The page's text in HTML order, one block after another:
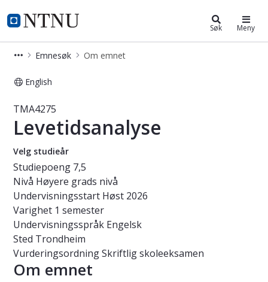
NTNU Hjemmeside
Studier Søk Meny
Emnesøk Om emnet
English
Emne - Levetidsanalyse - TMA4275
TMA4275
Levetidsanalyse
Velg studieår
Studiepoeng 7,5
Nivå Høyere grads nivå
Undervisningsstart Høst 2026
Varighet 1 semester
Undervisningsspråk Engelsk
Sted Trondheim
VurderingsordningSkriftlig skoleeksamen
Om emnet